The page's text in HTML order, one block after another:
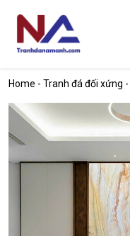
Home - Tranh đá đối xứng -